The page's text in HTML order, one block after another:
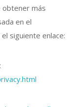
obtener más
en el
siguiente enlace: